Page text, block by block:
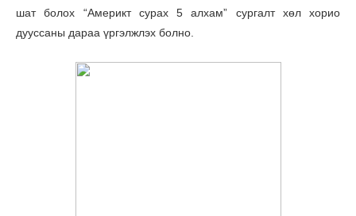
шат болох “Америкт сурах 5 алхам” сургалт хөл хорио
дууссаны дараа үргэлжлэх болно.